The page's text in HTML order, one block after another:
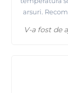
arsuri.
V-a fost de